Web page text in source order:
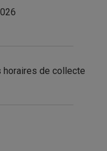
de collecte